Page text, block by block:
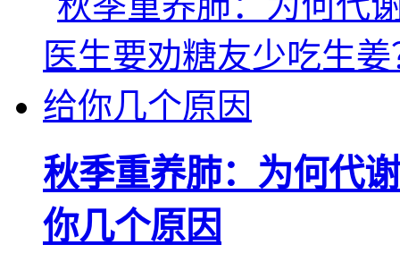
秋季重养肺：为何代
你几个原因